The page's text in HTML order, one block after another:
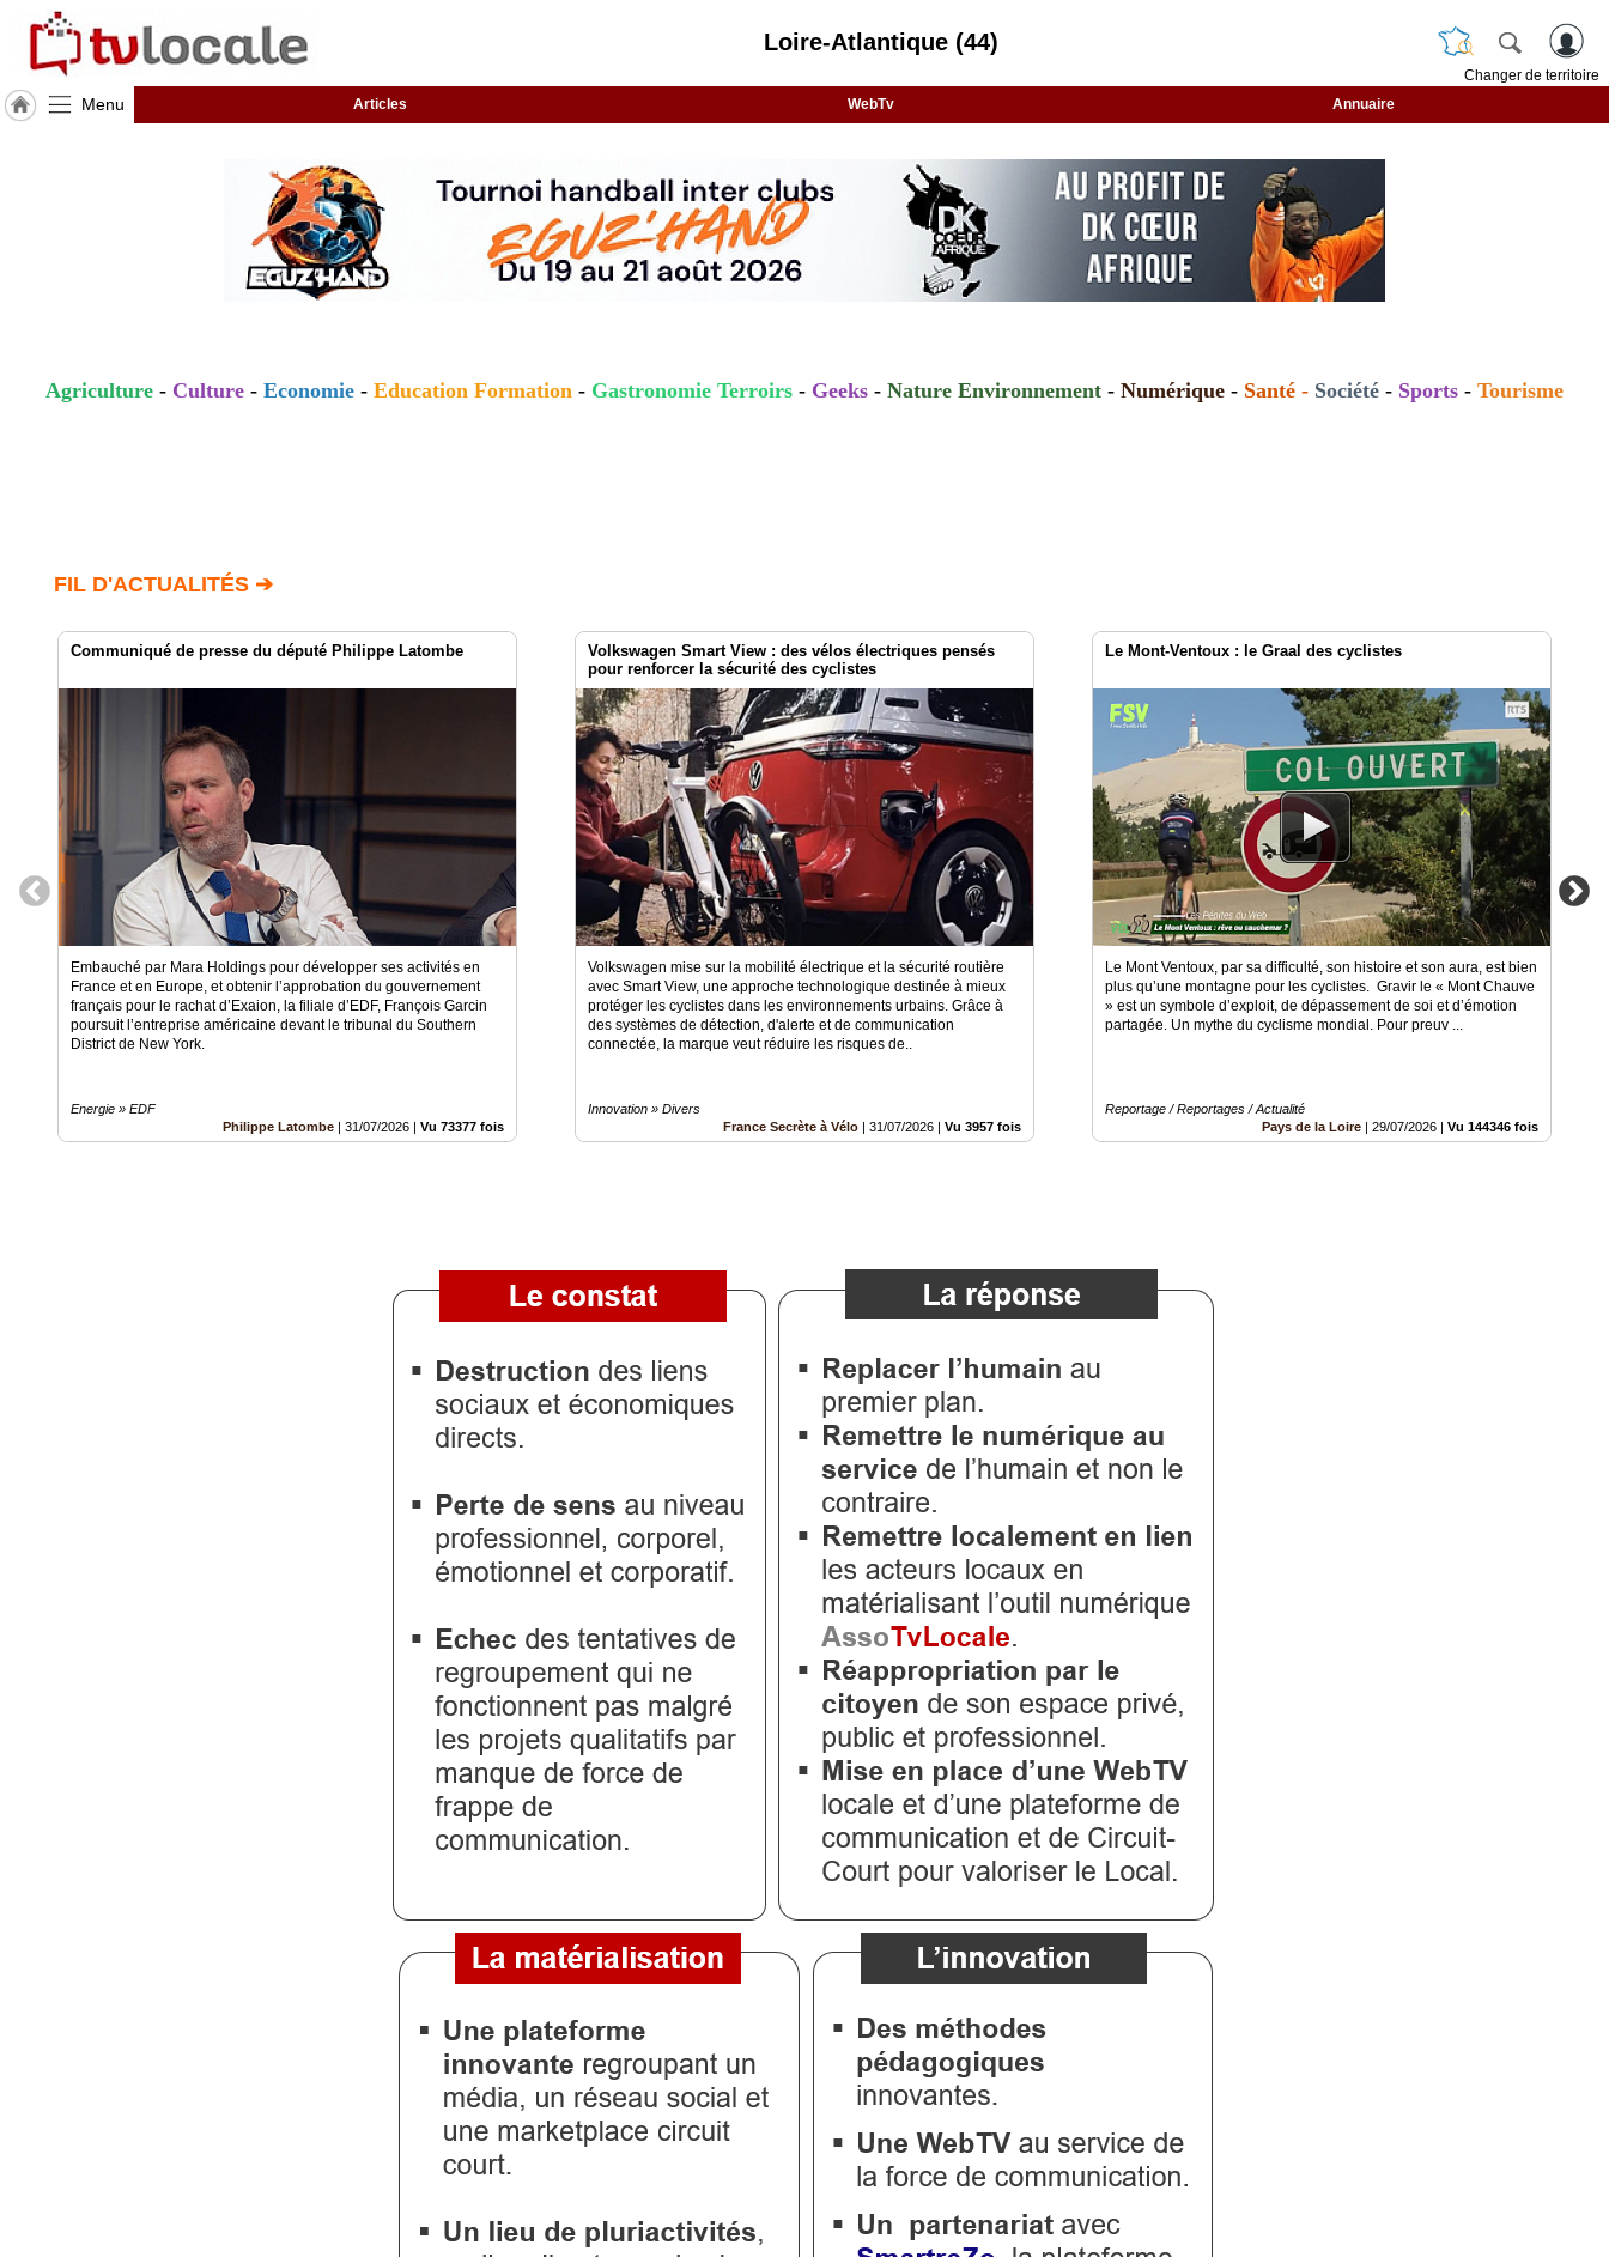
Loire-Atlantique (44)
Changer de territoire
Menu Articles WebTv Annuaire
Accueil
annuaire
éditeur
Agriculture - Culture - Economie - Education Formation - Gastronomie Terroirs - Geeks - Nature Environnement - Numérique - Santé - Société - Sports - Tourisme
FIL D'ACTUALITÉS ➔
Communiqué de presse du député Philippe Latombe
Embauché par Mara Holdings pour développer ses activités en
France et en Europe, et obtenir l’approbation du gouvernement
français pour le rachat d’Exaion, la filiale d’EDF, François Garcin
poursuit l’entreprise américaine devant le tribunal du Southern
District de New York.
Energie » EDF
Philippe Latombe | 31/07/2026 | Vu 73377 fois
Volkswagen Smart View : des vélos électriques pensés
pour renforcer la sécurité des cyclistes
Volkswagen mise sur la mobilité électrique et la sécurité routière
avec Smart View, une approche technologique destinée à mieux
protéger les cyclistes dans les environnements urbains. Grâce à
des systèmes de détection, d'alerte et de communication
connectée, la marque veut réduire les risques de..
Innovation » Divers
France Secrète à Vélo | 31/07/2026 | Vu 3957 fois
Le Mont-Ventoux : le Graal des cyclistes
Le Mont Ventoux, par sa difficulté, son histoire et son aura, est bien
plus qu’une montagne pour les cyclistes. Gravir le « Mont Chauve
» est un symbole d’exploit, de dépassement de soi et d’émotion
partagée. Un mythe du cyclisme mondial. Pour preuv ...
Reportage / Reportages / Actualité
Pays de la Loire | 29/07/2026 | Vu 144346 fois